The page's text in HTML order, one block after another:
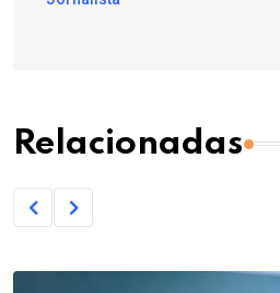
Relacionadas